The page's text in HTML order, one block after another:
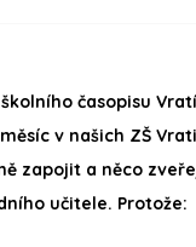
časopisu
v našich ZŠ
zapojit a něco
učitele. Protože: